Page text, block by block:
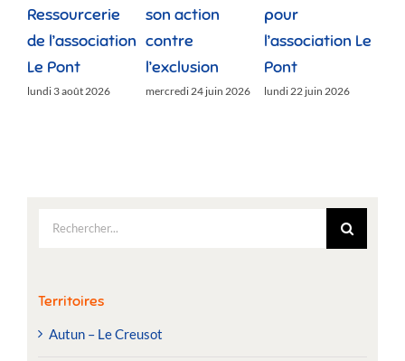
Ressourcerie
de l’association
Le Pont
lundi 3 août 2026
son action
contre
l’exclusion
mercredi 24 juin 2026
pour
l’association Le
Pont
lundi 22 juin 2026
Rechercher:
Territoires
Autun – Le Creusot